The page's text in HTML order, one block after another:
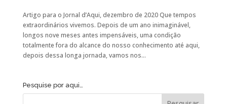
Artigo para o Jornal d’Aqui, dezembro de 2020 Que tempos
extraordinários vivemos. Depois de um ano inimaginável,
longos nove meses antes impensáveis, uma condição
totalmente fora do alcance do nosso conhecimento até aqui,
depois dessa longa jornada, vamos nos...
Pesquise por aqui…